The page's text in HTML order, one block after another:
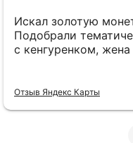
Искал золотую
Подобрали
с кенгуренком,
Отзыв Яндекс Карты